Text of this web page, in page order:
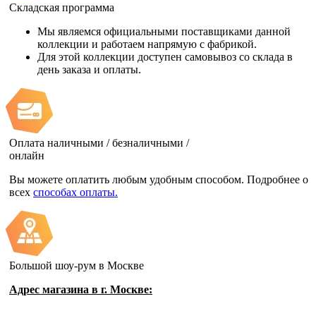
Складская программа
Мы являемся официальными поставщиками данной
коллекции и работаем напрямую с фабрикой.
Для этой коллекции доступен самовывоз со склада в
день заказа и оплаты.
Оплата наличными / безналичными /
онлайн
Вы можете оплатить любым удобным способом. Подробнее о
всех способах оплаты.
Большой шоу-рум в Москве
Адрес магазина в г. Москве: